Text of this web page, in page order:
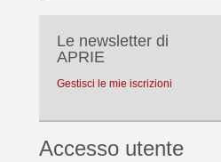
Le newsletter di
APRIE
Gestisci le mie iscrizioni
Accesso utente